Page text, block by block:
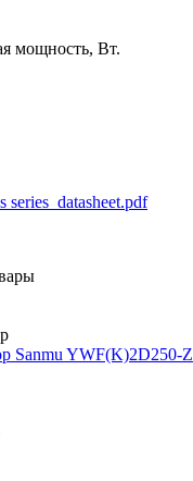
мощность, Вт.
series_datasheet.pdf
Sanmu YWF(K)2D250-Z